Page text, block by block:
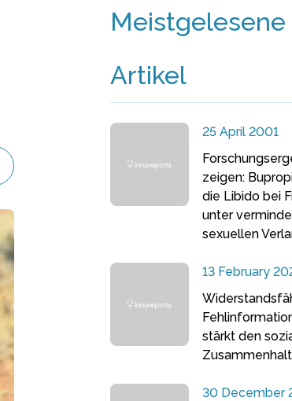
Meistgelesene
Artikel
25 April 2001
zeigen:
die Libido bei
unter
sexuellen
13 February
stärkt den
Zusammenhalt
30 December